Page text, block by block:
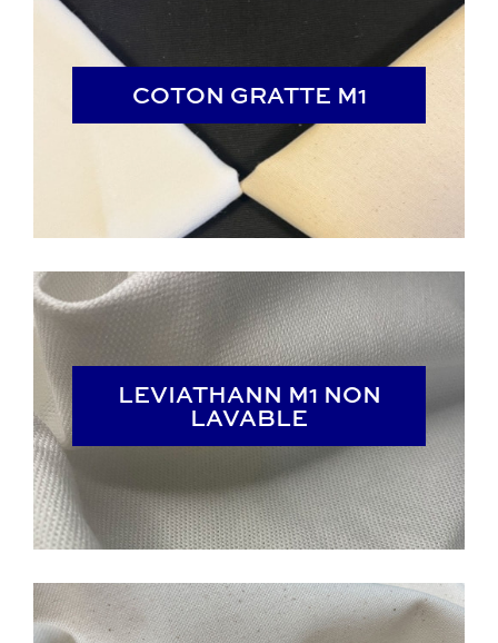
COTON GRATTE M1
COTON GRATTE M1
LEVIATHANN M1 NON
LAVABLE
LEVIATHANN M1 NON
LAVABLE